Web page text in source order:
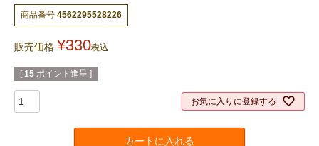
商品番号 4562295528226
販売価格 ¥330税込
[ 15 ポイント進呈 ]
お気に入りに登録する
カートに入れる